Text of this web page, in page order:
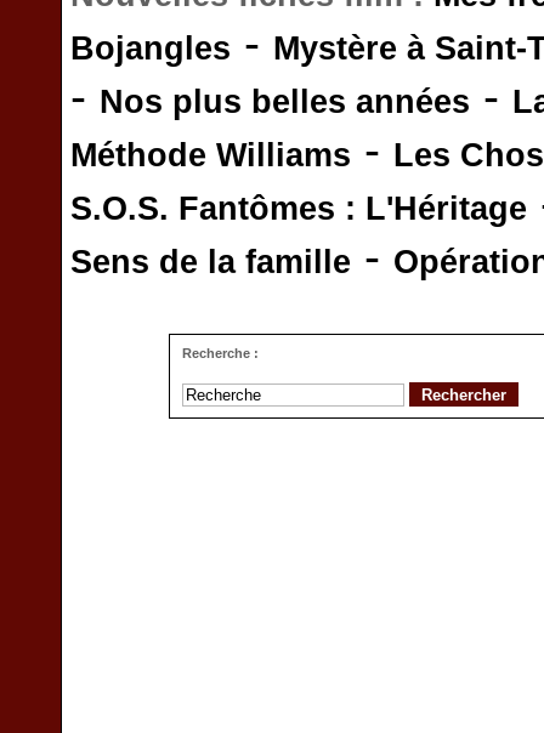
Bojangles - Mystère à Saint-
- Nos plus belles années -
Méthode Williams - Les
S.O.S. Fantômes : L'Héritage
Sens de la famille -
Recherche :